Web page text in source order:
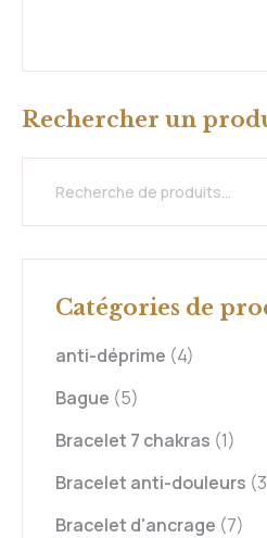
Rechercher un
Catégories de
anti-déprime (4)
Bague (5)
Bracelet 7 chakras (1)
Bracelet anti-douleurs
Bracelet d'ancrage (7)